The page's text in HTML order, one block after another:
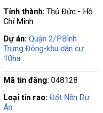
Tỉnh thành:Thủ Đức - Hồ
Chí Minh
Dự án:Quận 2/P.Bình
Trưng Đông-khu dân cư
10ha
Mã tin đăng:048128
Loại tin rao:Đất Nền Dự
Án